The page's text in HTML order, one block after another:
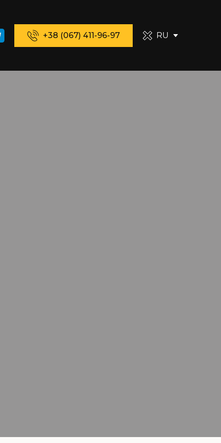
+38 (067) 411-96-97 RU